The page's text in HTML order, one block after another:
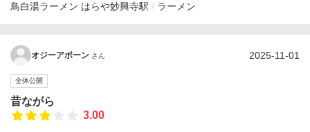
鳥白湯ラーメン はらや妙興寺駅 ラーメン
オジーアボーン さん 2025-11-01
全体公開
昔ながら
3.00